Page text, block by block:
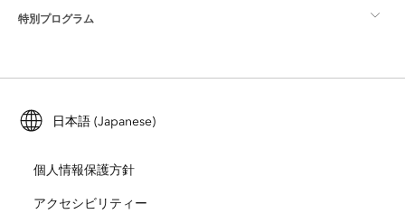
Esri Young Professionals Network
ロケーション インテリジェンス
トレーニング
ArcUser
ArcNews
Esri について
採用情報
オープンビジョン
特別プログラム
ArcGIS for Student Use
自然保護
日本語 (Japanese)
個人情報保護方針
アクセシビリティー